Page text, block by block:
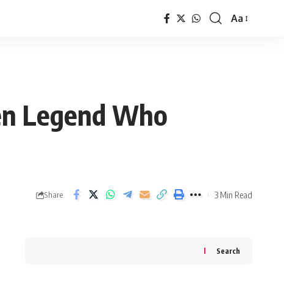
Font
Aa
Legend Who
Share 3 Min Read
Search